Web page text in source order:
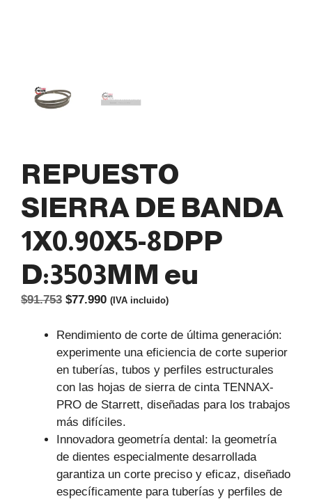
REPUESTO
SIERRA DE BANDA
1X0.90X5-8DPP
D:3503MM eu
$91.753 El
original
era:
$91.753.
$77.990El
actual
es:
$77.990.
(IVA incluido)
Rendimiento de corte de última generación:
experimente una eficiencia de corte superior
en tuberías, tubos y perfiles estructurales
con las hojas de sierra de cinta TENNAX-
PRO de Starrett, diseñadas para los trabajos
más difíciles.
Innovadora geometría dental: la geometría
de dientes especialmente desarrollada
garantiza un corte preciso y eficaz, diseñado
específicamente para tuberías y perfiles de